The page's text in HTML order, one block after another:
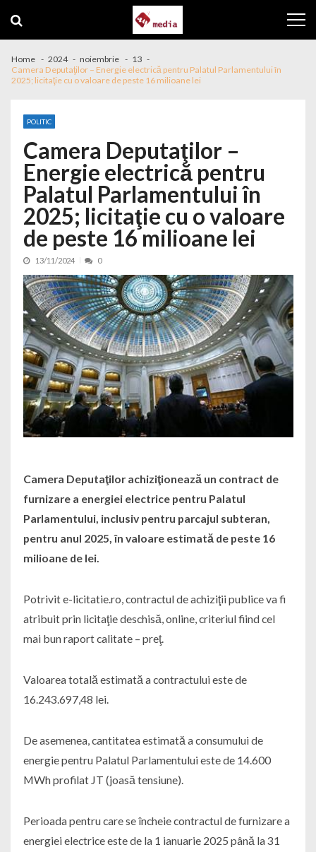
Home 2024 noiembrie
13
Camera Deputaţilor – Energie electrică pentru Palatul Parlamentului în
2025; licitaţie cu o valoare de peste 16 milioane lei
POLITIC
Camera Deputaţilor –
Energie electrică pentru
Palatul Parlamentului în
2025; licitaţie cu o valoare
de peste 16 milioane lei
13/11/2024 0
Camera Deputaţilor achiziţionează un contract de
furnizare a energiei electrice pentru Palatul
Parlamentului, inclusiv pentru parcajul subteran,
pentru anul 2025, în valoare estimată de peste 16
milioane de lei.
Potrivit e-licitatie.ro, contractul de achiziţii publice va fi
atribuit prin licitaţie deschisă, online, criteriul fiind cel
mai bun raport calitate – preţ.
Valoarea totală estimată a contractului este de
16.243.697,48 lei.
De asemenea, cantitatea estimată a consumului de
energie pentru Palatul Parlamentului este de 14.600
MWh profilat JT (joasă tensiune).
Perioada pentru care se încheie contractul de furnizare a
energiei electrice este de la 1 ianuarie 2025 până la 31